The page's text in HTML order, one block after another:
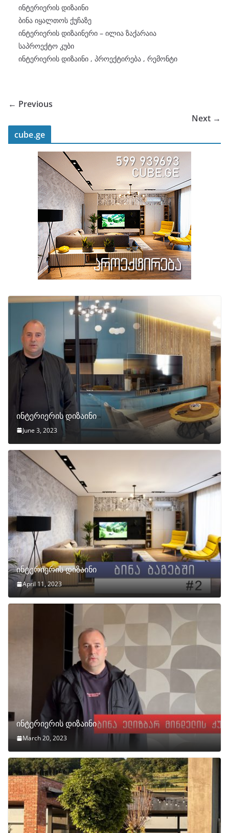
ინტერიერის დიზაინი
ბინა იყალთოს ქუჩაზე
ინტერიერის დიზაინერი – ილია ზაქარაია
საპროექტო კუბი
ინტერიერის დიზაინი , პროექტირება , რემონტი
← Previous
Next →
cube.ge
ინტერიერის დიზაინი
June 3, 2023
ინტერიერის დიზაინი
April 11, 2023
ინტერიერის დიზაინი
March 20, 2023